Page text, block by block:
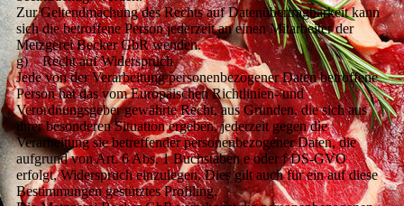
Zur Geltendmachung des Rechts auf Datenübertragbarkeit kann
sich die betroffene Person jederzeit an einen Mitarbeiter der
Metzgerei Becker GbR wenden.
g) Recht auf Widerspruch
Jede von der Verarbeitung personenbezogener Daten betroffene
Person hat das vom Europäischen Richtlinien- und
Verordnungsgeber gewährte Recht, aus Gründen, die sich aus
ihrer besonderen Situation ergeben, jederzeit gegen die
Verarbeitung sie betreffender personenbezogener Daten, die
aufgrund von Art. 6 Abs. 1 Buchstaben e oder f DS-GVO
erfolgt, Widerspruch einzulegen. Dies gilt auch für ein auf diese
Bestimmungen gestütztes Profiling.